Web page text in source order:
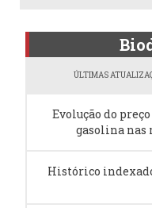
ÚLTIMAS
Evolução do
gasolina nas
Histórico